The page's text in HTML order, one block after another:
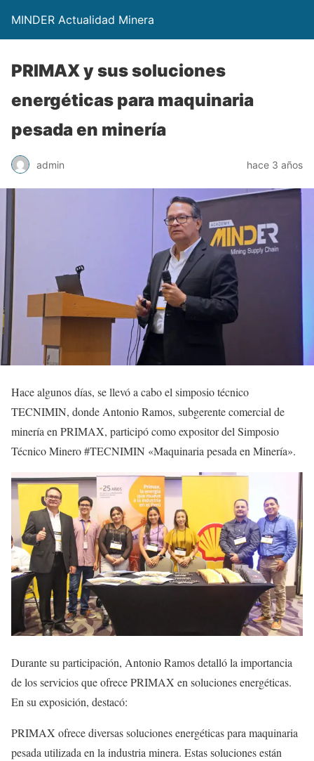
MINDER Actualidad Minera
PRIMAX y sus soluciones
energéticas para maquinaria
pesada en minería
admin hace 3 años
Hace algunos días, se llevó a cabo el simposio técnico
TECNIMIN, donde Antonio Ramos, subgerente comercial de
minería en PRIMAX, participó como expositor del Simposio
Técnico Minero #TECNIMIN «Maquinaria pesada en Minería».
Durante su participación, Antonio Ramos detalló la importancia
de los servicios que ofrece PRIMAX en soluciones energéticas.
En su exposición, destacó:
PRIMAX ofrece diversas soluciones energéticas para maquinaria
pesada utilizada en la industria minera. Estas soluciones están